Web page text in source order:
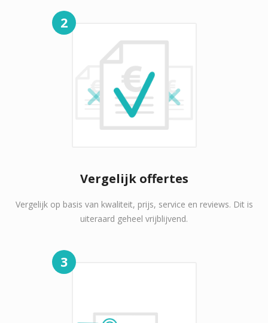
2
Vergelijk offertes
Vergelijk op basis van kwaliteit, prijs, service en reviews. Dit is
uiteraard geheel vrijblijvend.
3